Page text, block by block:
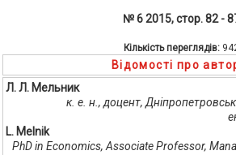
№ 6 2015, стор. 82 -
Кількість переглядів:
Відомості про
Л. Л. Мельник
к. е. н., доцент,
L. Melnik
PhD in Economics, Associate Professor,